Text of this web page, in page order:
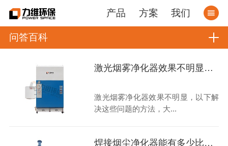
产品 方案 我们
问答百科
激光烟雾净化器效果不明显，如何解决呢？
激光烟雾净化器效果不明显，以下解
决这些问题的方法，大...
焊接烟尘净化器能有多少比例的烟尘被捕集？